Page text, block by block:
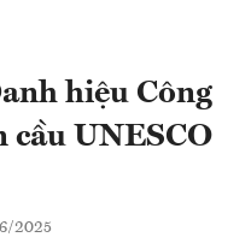
hiệu Công
cầu UNESCO
2025